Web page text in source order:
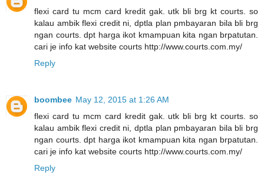
flexi card tu mcm card kredit gak. utk bli brg kt courts. so
kalau ambik flexi credit ni, dptla plan pmbayaran bila bli brg
ngan courts. dpt harga ikot kmampuan kita ngan brpatutan.
cari je info kat website courts http://www.courts.com.my/
Reply
boombee May 12, 2015 at 1:26 AM
flexi card tu mcm card kredit gak. utk bli brg kt courts. so
kalau ambik flexi credit ni, dptla plan pmbayaran bila bli brg
ngan courts. dpt harga ikot kmampuan kita ngan brpatutan.
cari je info kat website courts http://www.courts.com.my/
Reply